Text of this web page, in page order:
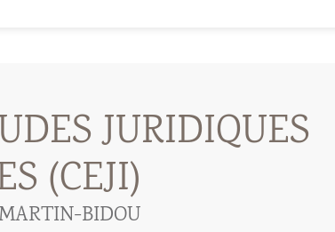
JURIDIQUES
(CEJI)
BIDOU